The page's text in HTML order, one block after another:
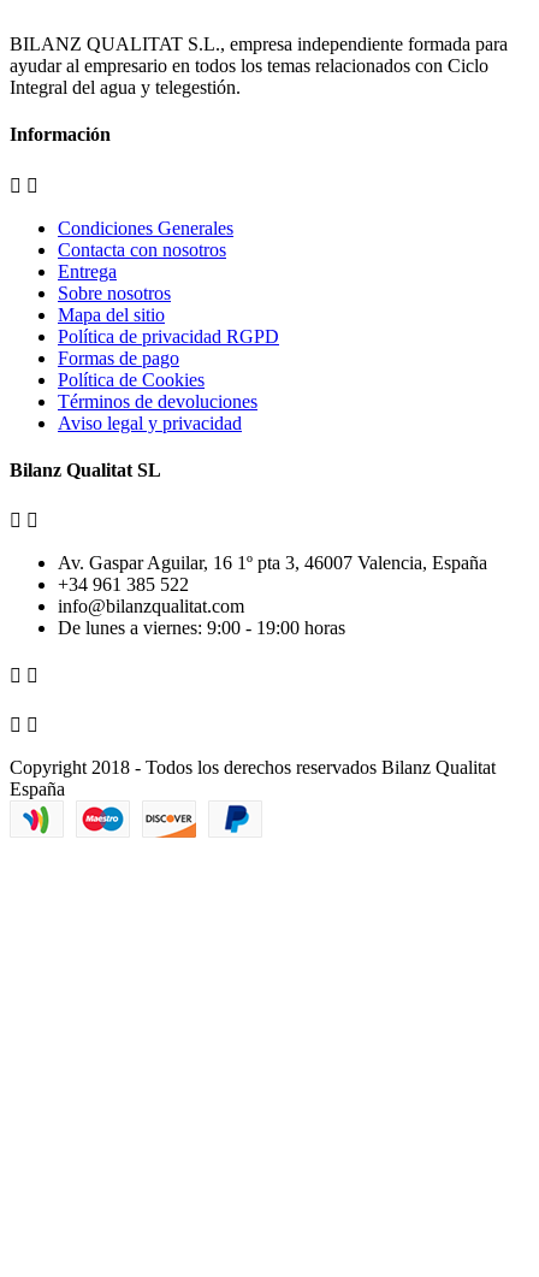
BILANZ QUALITAT S.L., empresa independiente formada para
ayudar al empresario en todos los temas relacionados con Ciclo
Integral del agua y telegestión.
Información
 
Condiciones Generales
Contacta con nosotros
Entrega
Sobre nosotros
Mapa del sitio
Política de privacidad RGPD
Formas de pago
Política de Cookies
Términos de devoluciones
Aviso legal y privacidad
Bilanz Qualitat SL
 
Av. Gaspar Aguilar, 16 1º pta 3, 46007 Valencia, España
+34 961 385 522
info@bilanzqualitat.com
De lunes a viernes: 9:00 - 19:00 horas
 
 
Copyright 2018 - Todos los derechos reservados Bilanz Qualitat
España